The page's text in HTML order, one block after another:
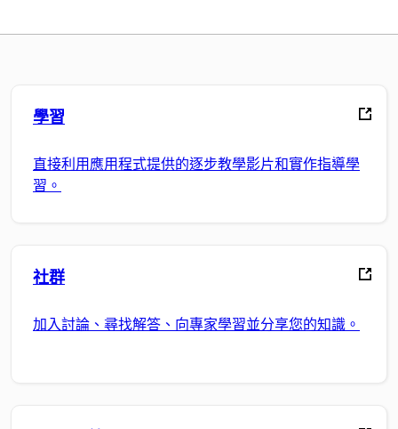
學習
直接利用應用程式提供的逐步教學影片和實作指導學
習。
社群
加入討論、尋找解答、向專家學習並分享您的知識。